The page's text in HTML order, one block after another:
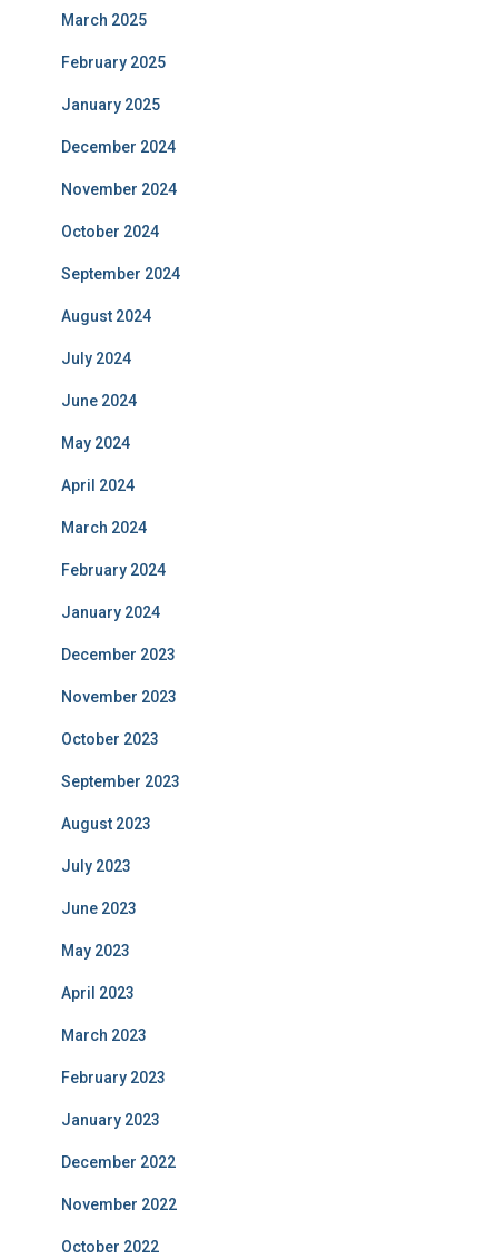
March 2025
February 2025
January 2025
December 2024
November 2024
October 2024
September 2024
August 2024
July 2024
June 2024
May 2024
April 2024
March 2024
February 2024
January 2024
December 2023
November 2023
October 2023
September 2023
August 2023
July 2023
June 2023
May 2023
April 2023
March 2023
February 2023
January 2023
December 2022
November 2022
October 2022